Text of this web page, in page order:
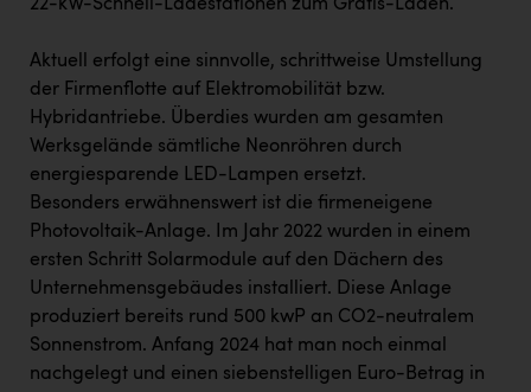
22-kW-Schnell-Ladestationen zum Gratis-Laden.
Aktuell erfolgt eine sinnvolle, schrittweise Umstellung
der Firmenflotte auf Elektromobilität bzw.
Hybridantriebe. Überdies wurden am gesamten
Werksgelände sämtliche Neonröhren durch
energiesparende LED-Lampen ersetzt.
Besonders erwähnenswert ist die firmeneigene
Photovoltaik-Anlage. Im Jahr 2022 wurden in einem
ersten Schritt Solarmodule auf den Dächern des
Unternehmensgebäudes installiert. Diese Anlage
produziert bereits rund 500 kwP an CO2-neutralem
Sonnenstrom. Anfang 2024 hat man noch einmal
nachgelegt und einen siebenstelligen Euro-Betrag in